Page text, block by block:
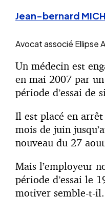
Jean-bernard
Avocat associé Ellipse
Un médecin est
en mai 2007 par
période d’essai de
Il est placé en
mois de juin
nouveau du 27
Mais l’employeur
période d’essai le
motiver semble-t-il.